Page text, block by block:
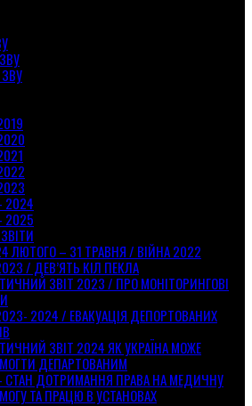
2024
2025
ЛЮТОГО – 31 ТРАВНЯ / ВІЙНА 2022
/ ДЕВ’ЯТЬ КІЛ ПЕКЛА
ЗВІТ 2023 / ПРО МОНІТОРИНГОВІ
2024 / ЕВАКУАЦІЯ ДЕПОРТОВАНИХ
ЗВІТ 2024 ЯК УКРАЇНА МОЖЕ
ДЕПАРТОВАНИМ
СТАН ДОТРИМАННЯ ПРАВА НА МЕДИЧНУ
ТА ПРАЦЮ В УСТАНОВАХ